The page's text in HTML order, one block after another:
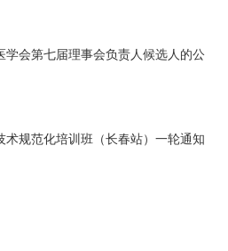
学会第七届理事会负责人候选人的公
术规范化培训班（长春站）一轮通知